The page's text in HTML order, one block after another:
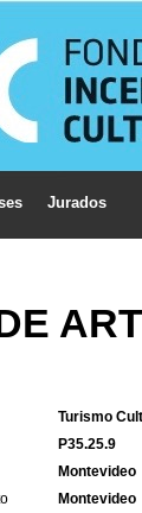
Jurados
Turismo
P35.25.9
Montevideo
Montevideo